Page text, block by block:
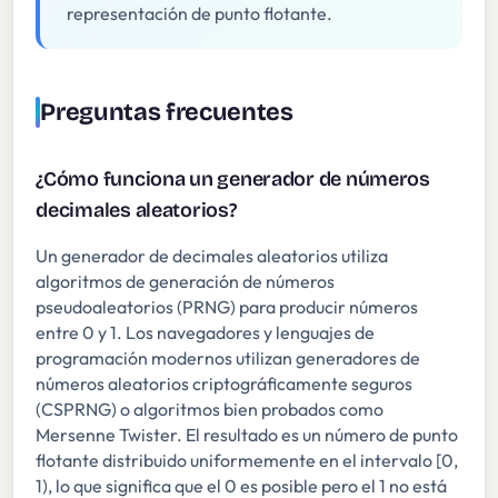
representación de punto flotante.
Preguntas frecuentes
¿Cómo funciona un generador de números
decimales aleatorios?
Un generador de decimales aleatorios utiliza
algoritmos de generación de números
pseudoaleatorios (PRNG) para producir números
entre 0 y 1. Los navegadores y lenguajes de
programación modernos utilizan generadores de
números aleatorios criptográficamente seguros
(CSPRNG) o algoritmos bien probados como
Mersenne Twister. El resultado es un número de punto
flotante distribuido uniformemente en el intervalo [0,
1), lo que significa que el 0 es posible pero el 1 no está